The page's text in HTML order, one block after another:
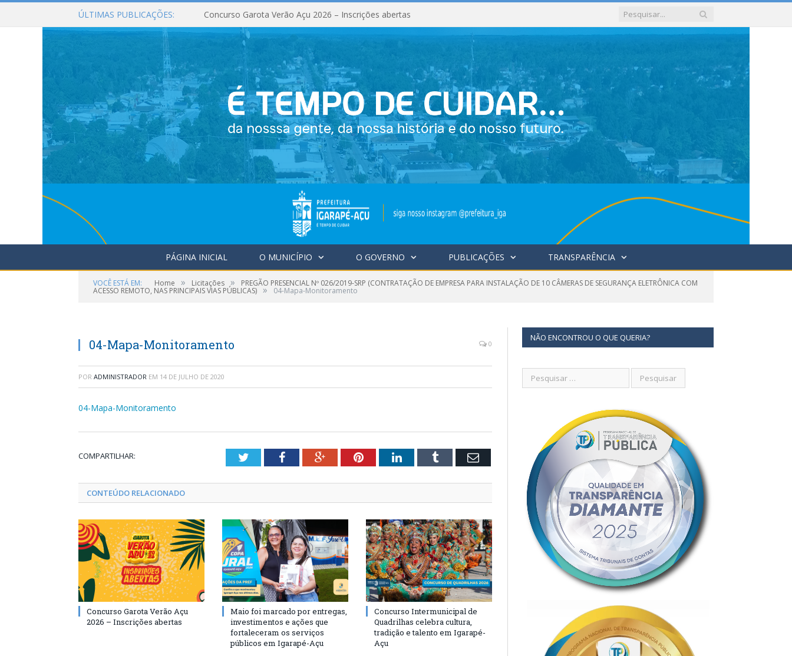
ÚLTIMAS PUBLICAÇÕES: Concurso Garota Verão Açu 2026 – Inscrições abertas
PÁGINA INICIAL O MUNICÍPIO O GOVERNO PUBLICAÇÕES TRANSPARÊNCIA
VOCÊ ESTÁ EM: Home » Licitações » PREGÃO PRESENCIAL Nº 026/2019-SRP (CONTRATAÇÃO DE EMPRESA PARA INSTALAÇÃO DE 10 CÂMERAS DE SEGURANÇA ELETRÔNICA COM
ACESSO REMOTO, NAS PRINCIPAIS VIAS PÚBLICAS) » 04-Mapa-Monitoramento
04-Mapa-Monitoramento 0
POR ADMINISTRADOR EM 14 DE JULHO DE 2020
04-Mapa-Monitoramento
COMPARTILHAR: TwitterFacebookGoogle+PinterestLinkedInTumblr Email
CONTEÚDO RELACIONADO
Concurso Garota Verão Açu
2026 – Inscrições abertas
Maio foi marcado por entregas,
investimentos e ações que
fortaleceram os serviços
públicos em Igarapé-Açu
Concurso Intermunicipal de
Quadrilhas celebra cultura,
tradição e talento em Igarapé-
Açu
NÃO ENCONTROU O QUE QUERIA?